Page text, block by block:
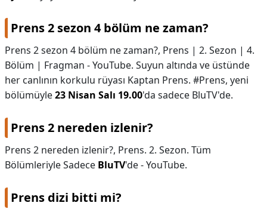
Prens 2 sezon 4 bölüm ne zaman?
Prens 2 sezon 4 bölüm ne zaman?, Prens | 2. Sezon | 4.
Bölüm | Fragman - YouTube. Suyun altında ve üstünde
her canlının korkulu rüyası Kaptan Prens. #Prens, yeni
bölümüyle23 Nisan Salı 19.00'da sadece BluTV'de.
Prens 2 nereden izlenir?
Prens 2 nereden izlenir?, Prens. 2. Sezon. Tüm
Bölümleriyle Sadece BluTV'de - YouTube.
Prens dizi bitti mi?